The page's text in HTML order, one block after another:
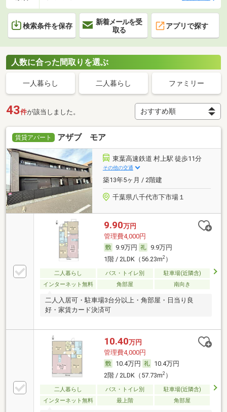
検索条件を保存
新着メールを受
取る
アプリで探す
人数に合った間取りを選ぶ
一人暮らし 二人暮らし ファミリー
43件が該当しました。
賃貸アパート アザブ モア
東葉高速鉄道 村上駅 徒歩11分
その他の交通
築13年5ヶ月 / 2階建
千葉県八千代市下市場１
9.90万円
管理費4,000円
9.9万円
9.9万円
1階 / 2LDK（56.23m2）
二人暮らし バス・トイレ別
駐車場(近隣含)
インターネット無料
角部屋 南向き
二人入居可・駐車場3台分以上・角部屋・日当り良
好・家賃カード決済可
10.40万円
管理費4,000円
10.4万円
10.4万円
2階 / 2LDK（57.73m2）
二人暮らし バス・トイレ別
駐車場(近隣含)
インターネット無料
最上階 角部屋